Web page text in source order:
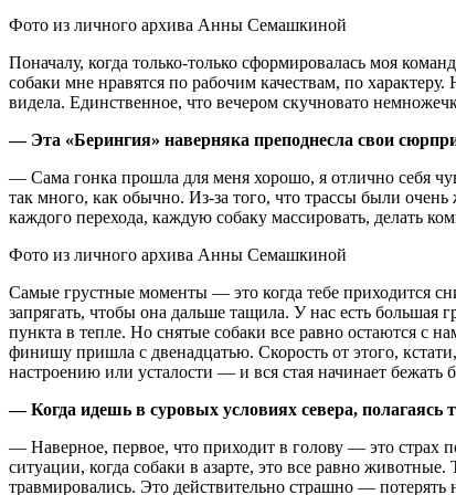
Фото из личного архива Анны Семашкиной
Поначалу, когда только-только сформировалась моя
собаки мне нравятся по рабочим качествам, по
видела. Единственное, что вечером скучновато
— Эта «Берингия» наверняка преподнесла свои
— Сама гонка прошла для меня хорошо, я отлично себя
так много, как обычно. Из-за того, что трассы были
каждого перехода, каждую собаку массировать, делать
Фото из личного архива Анны Семашкиной
Самые грустные моменты — это когда тебе приходится
запрягать, чтобы она дальше тащила. У нас есть
пункта в тепле. Но снятые собаки все равно остаются с
финишу пришла с двенадцатью. Скорость от этого,
настроению или усталости — и вся стая начинает бежать
— Когда идешь в суровых условиях севера, полагаясь
— Наверное, первое, что приходит в голову — это страх
ситуации, когда собаки в азарте, это все равно
травмировались. Это действительно страшно — потерять